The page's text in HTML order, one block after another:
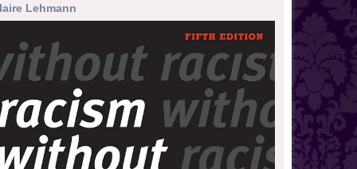
Lehmann